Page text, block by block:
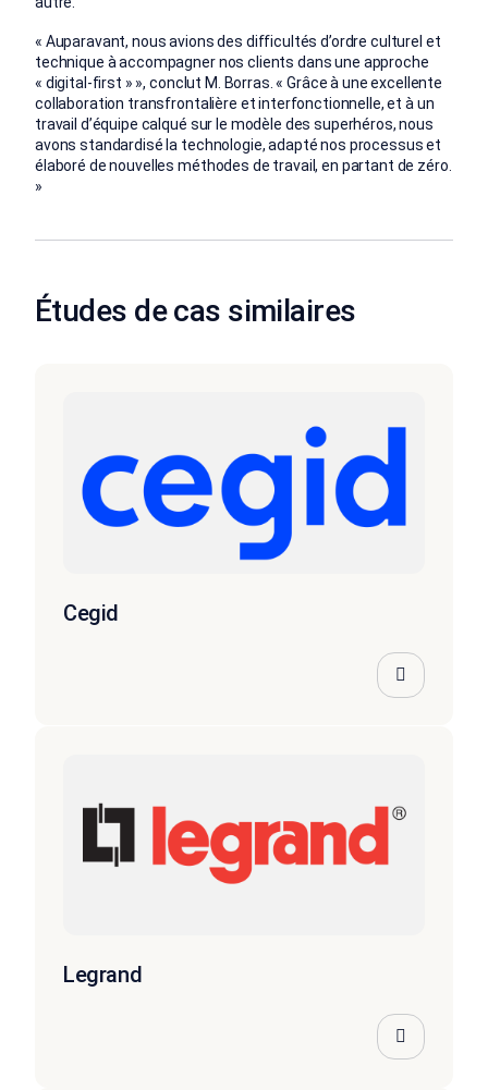
« Auparavant, nous avions des difficultés d’ordre culturel et
technique à accompagner nos clients dans une approche
« digital-first » », conclut M. Borras. « Grâce à une excellente
collaboration transfrontalière et interfonctionnelle, et à un
travail d’équipe calqué sur le modèle des superhéros, nous
avons standardisé la technologie, adapté nos processus et
élaboré de nouvelles méthodes de travail, en partant de zéro.
»
Études de cas similaires
Cegid
Legrand